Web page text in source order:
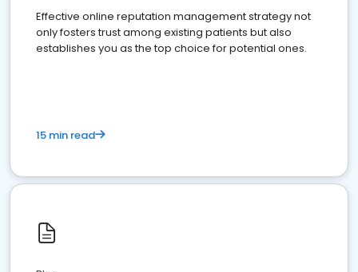
Effective online reputation management strategy not
only fosters trust among existing patients but also
establishes you as the top choice for potential ones.
15 min read